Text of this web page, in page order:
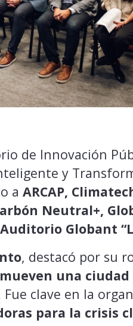
de Innovación
y
a ARCAP,
Neutral+,
Auditorio Globant
, destacó por su
una ciudad
Fue clave en la
para la crisis